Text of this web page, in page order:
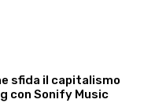
sfida il capitalismo
con Sonify Music